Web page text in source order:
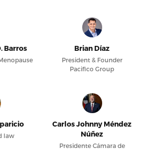
Barros Brian Díaz
President & Founder
Pacifico Group
law
Carlos Johnny Méndez
Núñez
Presidente Cámara de